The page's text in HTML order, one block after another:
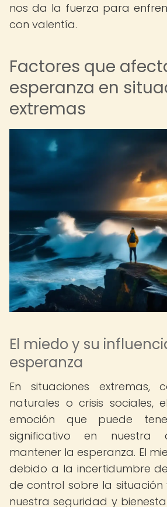
nos da la fuerza para
con valentía.
Factores que
esperanza en
extremas
El miedo y su
esperanza
En situaciones extremas,
naturales o crisis sociales,
emoción que puede
significativo en nuestra
mantener la esperanza. El
debido a la incertidumbre
de control sobre la
nuestra seguridad y